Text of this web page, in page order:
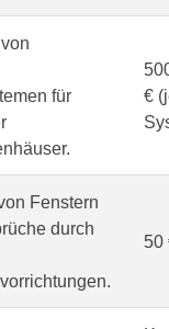
für
€
Fenstern
durch
50